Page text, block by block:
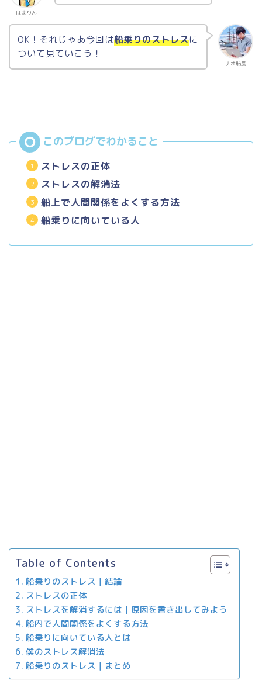
ほまりん
ナオ船長
OK！それじゃあ今回は船乗りのストレスに
ついて見ていこう！
ストレスの正体
ストレスの解消法
船上で人間関係をよくする方法
船乗りに向いている人
Table of Contents
船乗りのストレス｜結論
ストレスの正体
ストレスを解消するには｜原因を書き出してみよう
船内で人間関係をよくする方法
船乗りに向いている人とは
僕のストレス解消法
船乗りのストレス｜まとめ